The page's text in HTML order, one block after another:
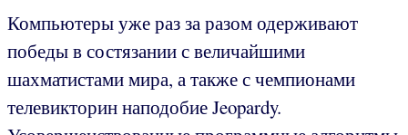
Компьютеры уже раз за разом одерживают
победы в состязании с величайшими
шахматистами мира, а также с чемпионами
телевикторин наподобие Jeopardy.